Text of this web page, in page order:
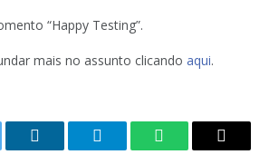
“Happy Testing”.
mais no assunto clicando aqui.
LinkedInTelegramWhatsAppCopy